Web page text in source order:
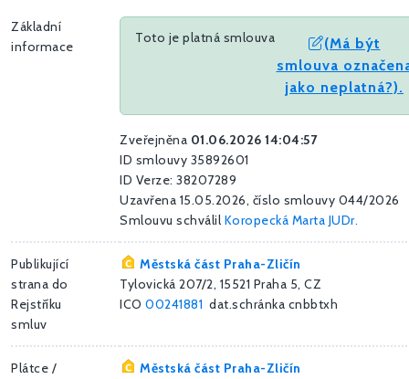
Základní
informace
Toto je platná smlouva
(Má být
smlouva
jako neplatná?).
Zveřejněna 01.06.2026 14:04:57
ID smlouvy 35892601
ID Verze: 38207289
Uzavřena 15.05.2026, číslo smlouvy 044/2026
Smlouvu schválil Koropecká Marta JUDr.
Publikující
strana do
Rejstříku
smluv
Městská část Praha-Zličín
Tylovická 207/2, 15521 Praha 5, CZ
ICO 00241881 dat.schránka cnbbtxh
Plátce /
Městská část Praha-Zličín